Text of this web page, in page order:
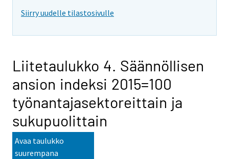
Siirry uudelle tilastosivulle
Liitetaulukko 4. Säännöllisen
ansion indeksi 2015=100
työnantajasektoreittain ja
sukupuolittain
Avaa taulukko
suurempana